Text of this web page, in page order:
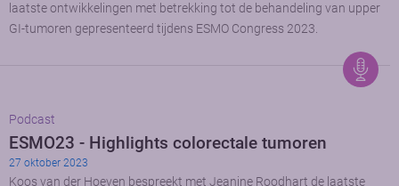
laatste ontwikkelingen met betrekking tot de behandeling van upper
GI-tumoren gepresenteerd tijdens ESMO Congress 2023.
Podcast
ESMO23 - Highlights colorectale tumoren
27 oktober 2023
Koos van der Hoeven bespreekt met Jeanine Roodhart de laatste